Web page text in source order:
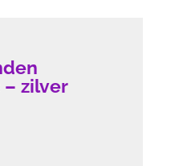
zilver